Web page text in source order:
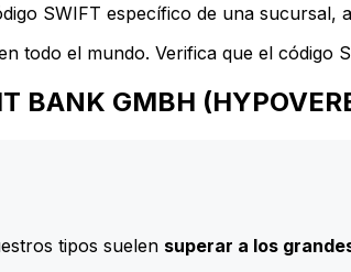
SWIFT específico de una sucursal,
todo el mundo. Verifica que el código
BANK GMBH
tipos suelen superar a los